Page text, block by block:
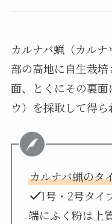
カルナバ蝋（カル
部の高地に自生栽
面、とくにその裏
ウ）を採取して得ら
カルナバ蝋のタ
1号・2号タイ
端にふく粉は上